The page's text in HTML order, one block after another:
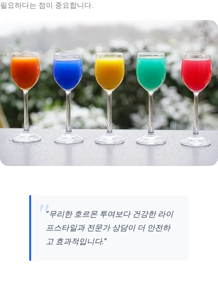
필요하다는 점이 중요합니다.
“무리한 호르몬 투여보다 건강한 라이
프스타일과 전문가 상담이 더 안전하
고 효과적입니다.”